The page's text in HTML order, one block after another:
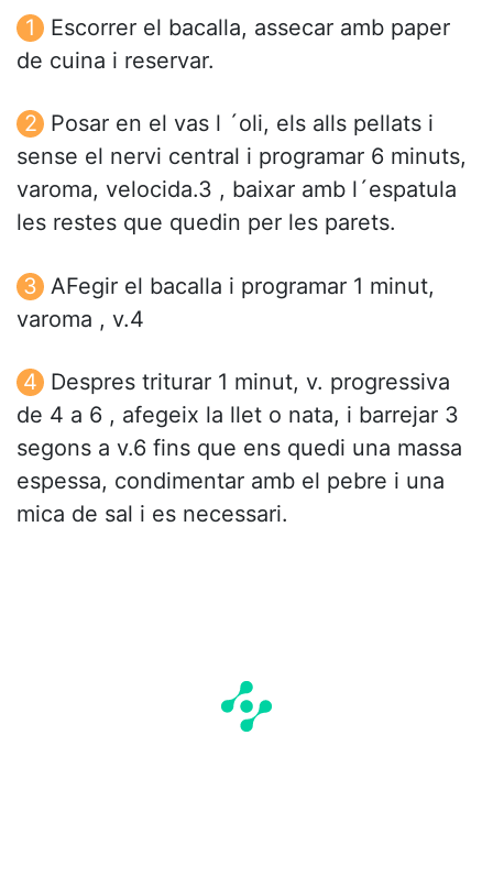
Escorrer el bacalla, assecar amb paper
de cuina i reservar.
Posar en el vas l ´oli, els alls pellats i
sense el nervi central i programar 6 minuts,
varoma, velocida.3 , baixar amb l´espatula
les restes que quedin per les parets.
AFegir el bacalla i programar 1 minut,
varoma , v.4
Despres triturar 1 minut, v. progressiva
de 4 a 6 , afegeix la llet o nata, i barrejar 3
segons a v.6 fins que ens quedi una massa
espessa, condimentar amb el pebre i una
mica de sal i es necessari.